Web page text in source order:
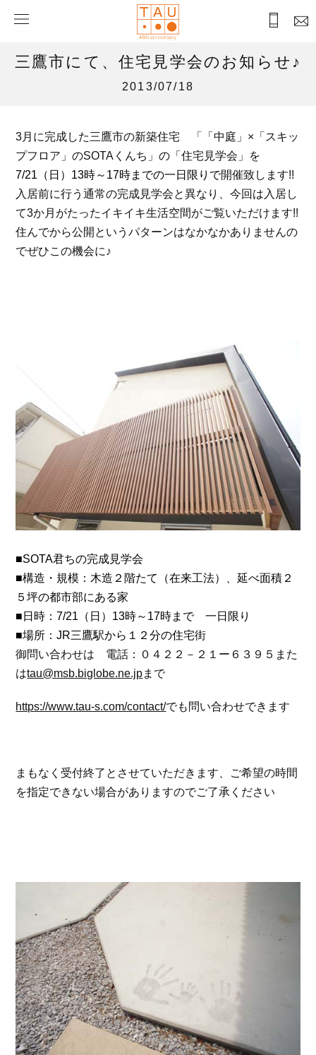
三鷹市にて、住宅見学会のお知らせ♪
2013/07/18
3月に完成した三鷹市の新築住宅 「「中庭」×「スキッ
プフロア」のSOTAくんち」の「住宅見学会」を
7/21（日）13時～17時までの一日限り で開催致します!!
入居前に行う通常の完成見学会と異なり、今回は入居し
て3か月がたったイキイキ生活空間がご覧いただけます!!
住んでから公開というパターンはなかなかありませんの
でぜひこの機会に♪
■SOTA君ちの完成見学会
■構造・規模：木造２階たて（在来工法）、延べ面積２
５坪の都市部にある家
■日時：7/21（日）13時～17時まで 一日限り
■場所：JR三鷹駅から１２分の住宅街
御問い合わせは 電話：０４２２－２１ー６３９５また
はtau@msb.biglobe.ne.jpまで
https://www.tau-s.com/contact/でも問い合わせできます
まもなく受付終了とさせていただきます、ご希望の時間
を指定できない場合がありますのでご了承ください